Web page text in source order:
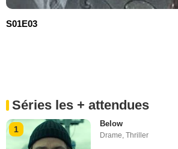
S01E03
Séries les + attendues
1
Below
Drame,Thriller